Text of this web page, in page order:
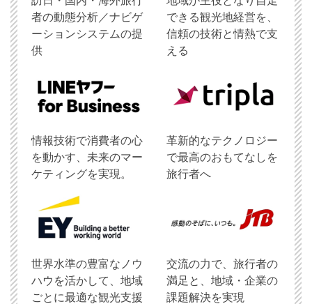
者の動態分析／ナビゲ
ーションシステムの提
供
できる観光地経営を、
信頼の技術と情熱で支
える
情報技術で消費者の心
を動かす、未来のマー
ケティングを実現。
革新的なテクノロジー
で最高のおもてなしを
旅行者へ
世界水準の豊富なノウ
ハウを活かして、地域
ごとに最適な観光支援
交流の力で、旅行者の
満足と、地域・企業の
課題解決を実現